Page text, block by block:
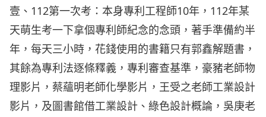
壹、112第一次考：本身專利工程師10年，112年某
天萌生考一下拿個專利師紀念的念頭，著手準備約半
年，每天三小時，花錢使用的書籍只有郭鑫解題書，
其餘為專利法逐條釋義，專利審查基準，豪豬老師物
理影片，蔡蘊明老師化學影片，王受之老師工業設計
影片，及圖書館借工業設計、綠色設計概論，吳庚老